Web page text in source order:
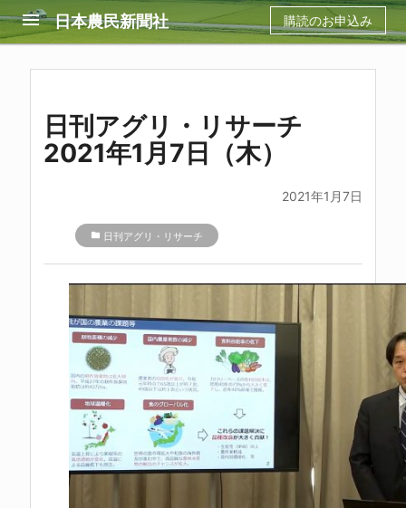
menu 日本農民新聞社 購読のお申込み
日刊アグリ・リサーチ
2021年1月7日（木）
2021年1月7日
folder 日刊アグリ・リサーチ